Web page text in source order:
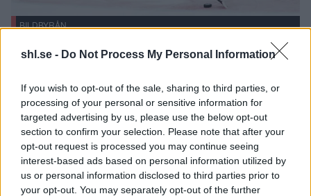
shl.se - Do Not Process My Personal Information
If you wish to opt-out of the sale, sharing to third parties, or
processing of your personal or sensitive information for
targeted advertising by us, please use the below opt-out
section to confirm your selection. Please note that after your
opt-out request is processed you may continue seeing
interest-based ads based on personal information utilized by
us or personal information disclosed to third parties prior to
your opt-out. You may separately opt-out of the further
BILDBYRÅN
Ivar Stenberg.
Stenbergtill och med kunde väljas som nummer ett totalt,
men forwarden blev vald som nummer två av San Jose
Sharks. 18-åringen var en av Frölundas främsta spelare
den gångna säsongen där han levererade 33 poäng på 43
matcher. Han var med och vann JVM-guld och fick
sedermera även spela VM.